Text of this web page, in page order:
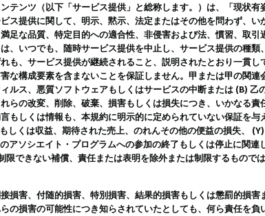
テンツ（以下「サービス提供」と総称します。）は、「現状
ス提供に関して、明示、黙示、法定またはその他を問わず、
足な品質、特定目的への適合性、非侵害および法、慣習、取引
、いつでも、随時サービス提供を中止し、サービス提供の種類
も、サービス提供が継続されること、説明されたとおり一貫
な構成要素を含まないことを保証しません。甲または甲の関
ルス、悪質ソフトウェアもしくはサービスの中断または (B)
らの改変、削除、破棄、損害もしくは損失につき、いかなる
もしくは情報も、本規約に明示的に定められていない保証を
しくは収益、期待された売上、のれんその他の便益の損失、
アソシエイト・プログラムへの参加の終了もしくは停止に関
できない補償、責任または表明を除外または制限するものでは
損害、付随的損害、特別損害、結果的損害もしくは懲罰的損害
の損害の可能性につき知らされていたとしても、何ら責任を